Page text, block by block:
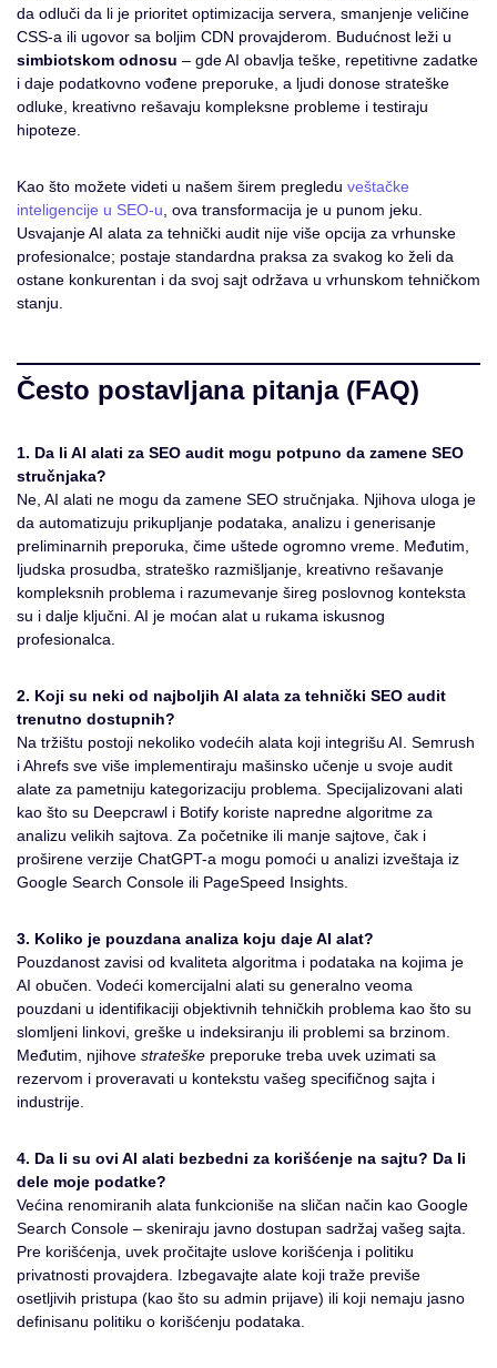
da odluči da li je prioritet optimizacija servera, smanjenje veličine
CSS-a ili ugovor sa boljim CDN provajderom. Budućnost leži u
simbiotskom odnosu – gde AI obavlja teške, repetitivne zadatke
i daje podatkovno vođene preporuke, a ljudi donose strateške
odluke, kreativno rešavaju kompleksne probleme i testiraju
hipoteze.
Kao što možete videti u našem širem pregledu veštačke
inteligencije u SEO-u , ova transformacija je u punom jeku.
Usvajanje AI alata za tehnički audit nije više opcija za vrhunske
profesionalce; postaje standardna praksa za svakog ko želi da
ostane konkurentan i da svoj sajt održava u vrhunskom tehničkom
stanju.
Često postavljana pitanja (FAQ)
1. Da li AI alati za SEO audit mogu potpuno da zamene SEO
stručnjaka?
Ne, AI alati ne mogu da zamene SEO stručnjaka. Njihova uloga je
da automatizuju prikupljanje podataka, analizu i generisanje
preliminarnih preporuka, čime uštede ogromno vreme. Međutim,
ljudska prosudba, strateško razmišljanje, kreativno rešavanje
kompleksnih problema i razumevanje šireg poslovnog konteksta
su i dalje ključni. AI je moćan alat u rukama iskusnog
profesionalca.
2. Koji su neki od najboljih AI alata za tehnički SEO audit
trenutno dostupnih?
Na tržištu postoji nekoliko vodećih alata koji integrišu AI. Semrush
i Ahrefs sve više implementiraju mašinsko učenje u svoje audit
alate za pametniju kategorizaciju problema. Specijalizovani alati
kao što su Deepcrawl i Botify koriste napredne algoritme za
analizu velikih sajtova. Za početnike ili manje sajtove, čak i
proširene verzije ChatGPT-a mogu pomoći u analizi izveštaja iz
Google Search Console ili PageSpeed Insights.
3. Koliko je pouzdana analiza koju daje AI alat?
Pouzdanost zavisi od kvaliteta algoritma i podataka na kojima je
AI obučen. Vodeći komercijalni alati su generalno veoma
pouzdani u identifikaciji objektivnih tehničkih problema kao što su
slomljeni linkovi, greške u indeksiranju ili problemi sa brzinom.
Međutim, njihove strateške preporuke treba uvek uzimati sa
rezervom i proveravati u kontekstu vašeg specifičnog sajta i
industrije.
4. Da li su ovi AI alati bezbedni za korišćenje na sajtu? Da li
dele moje podatke?
Većina renomiranih alata funkcioniše na sličan način kao Google
Search Console – skeniraju javno dostupan sadržaj vašeg sajta.
Pre korišćenja, uvek pročitajte uslove korišćenja i politiku
privatnosti provajdera. Izbegavajte alate koji traže previše
osetljivih pristupa (kao što su admin prijave) ili koji nemaju jasno
definisanu politiku o korišćenju podataka.